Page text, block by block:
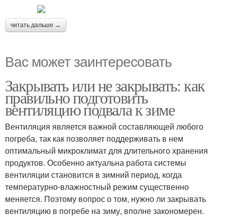
читать дальше →
Вас может заинтересовать
Закрывать или не закрывать: как
правильно подготовить
вентиляцию подвала к зиме
Вентиляция является важной составляющей любого
погреба, так как позволяет поддерживать в нем
оптимальный микроклимат для длительного хранения
продуктов. Особенно актуальна работа системы
вентиляции становится в зимний период, когда
температурно-влажностный режим существенно
меняется. Поэтому вопрос о том, нужно ли закрывать
вентиляцию в погребе на зиму, вполне закономерен.